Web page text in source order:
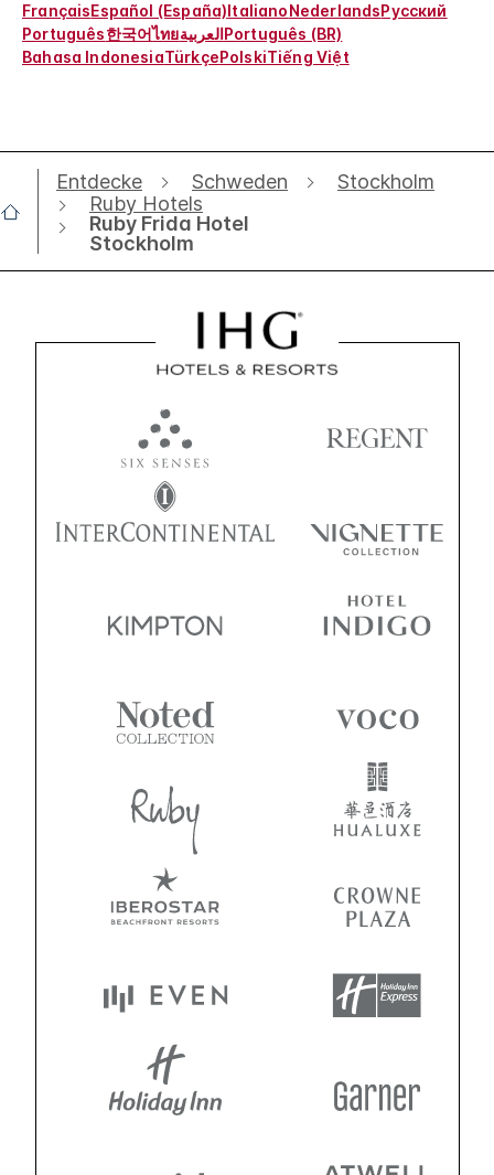
FrançaisEspañol (España)ItalianoNederlandsРусский
Português한국어ไทยالعربيةPortuguês (BR)
Bahasa IndonesiaTürkçePolskiTiếng Việt
Entdecke Schweden
Stockholm
Ruby Hotels
Ruby Frida Hotel
Stockholm